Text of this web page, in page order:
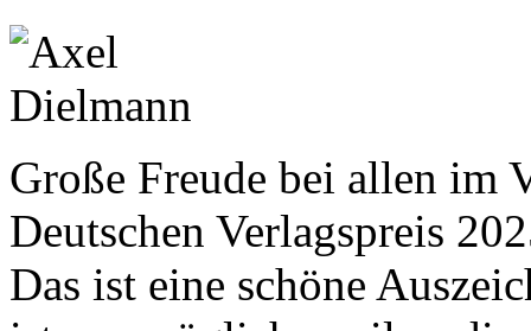
Große Freude bei allen im
Deutschen Verlagspreis
Das ist eine schöne